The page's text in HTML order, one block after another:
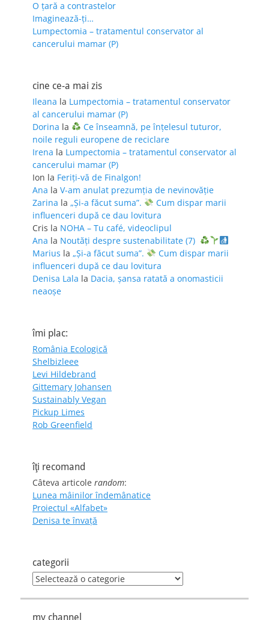
O țară a contrastelor
Imaginează-ți…
Lumpectomia – tratamentul conservator al
cancerului mamar (P)
cine ce-a mai zis
Ileana la Lumpectomia – tratamentul conservator
al cancerului mamar (P)
Dorina la
Ce înseamnă, pe înțelesul tuturor,
noile reguli europene de reciclare
Irena la Lumpectomia – tratamentul conservator al
cancerului mamar (P)
Ion la Feriţi-vă de Finalgon!
Ana la V-am anulat prezumția de nevinovăție
Zarina la „Și-a făcut suma”.
Cum dispar marii
influenceri după ce dau lovitura
Cris la NOHA – Tu café, videoclipul
Ana la Noutăți despre sustenabilitate (7)
Marius la „Și-a făcut suma”.
Cum dispar marii
influenceri după ce dau lovitura
Denisa Lala la Dacia, șansa ratată a onomasticii
neaoșe
îmi plac:
România Ecologică
Shelbizleee
Levi Hildebrand
Gittemary Johansen
Sustainably Vegan
Pickup Limes
Rob Greenfield
îţi recomand
Câteva articole random:
Lunea mâinilor îndemânatice
Proiectul «Alfabet»
Denisa te învaţă
categorii
categorii
my channel